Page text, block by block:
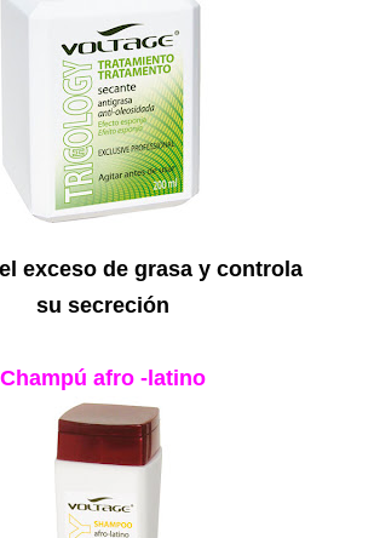
exceso de grasa y controla
su secreción
Champú afro -latino